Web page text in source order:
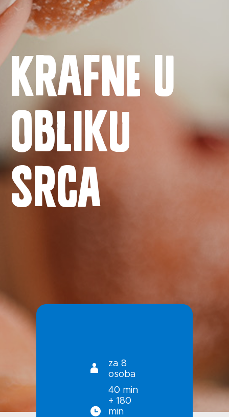
Naslovnica
Proizvodi
Recepti
Priča o ABC siru
Krafne u
obliku
srca
za 8
osoba
40 min
+ 180
min